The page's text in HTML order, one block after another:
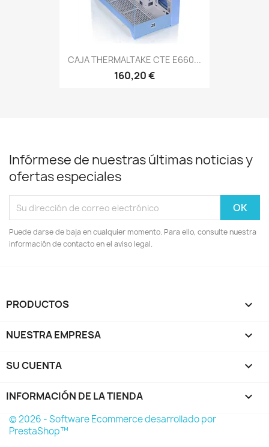
CAJA THERMALTAKE CTE E660...
160,20 €
Infórmese de nuestras últimas noticias y
ofertas especiales
Puede darse de baja en cualquier momento. Para ello, consulte nuestra
información de contacto en el aviso legal.
PRODUCTOS 
NUESTRA EMPRESA 
SU CUENTA 
INFORMACIÓN DE LA TIENDA keyboard_arrow_down
© 2026 - Software Ecommerce desarrollado por
PrestaShop™